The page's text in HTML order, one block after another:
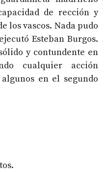
de rección y
los vascos. Nada pudo
Esteban Burgos.
y contundente en
cualquier acción
en el segundo